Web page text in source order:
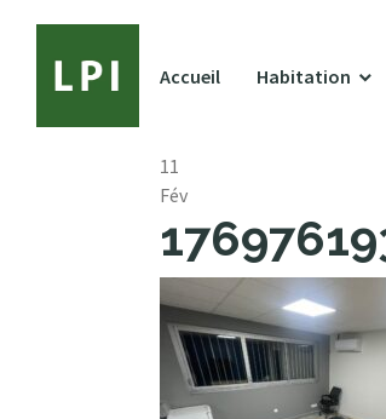
Accueil Habitation
11
Fév